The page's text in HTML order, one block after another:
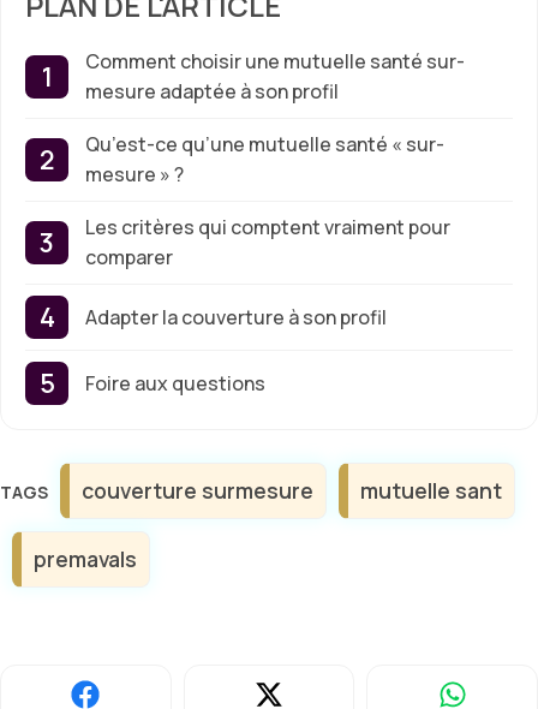
Comment choisir une mutuelle santé sur-
mesure adaptée à son profil
Qu’est-ce qu’une mutuelle santé « sur-
mesure » ?
Les critères qui comptent vraiment pour
comparer
Adapter la couverture à son profil
Foire aux questions
Étiquettes
couverture surmesure mutuelle sant
premavals